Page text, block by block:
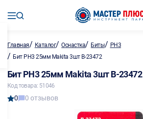
Главная/ Каталог/Оснастка/ Биты/ PH3
/ Бит PH3 25мм Makita 3шт B-23472
Бит PH3 25мм Makita 3шт B-23472
Код товара: 51046
0 0 отзывов